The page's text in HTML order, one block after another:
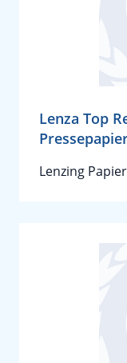
Lenza Top
Lenzing